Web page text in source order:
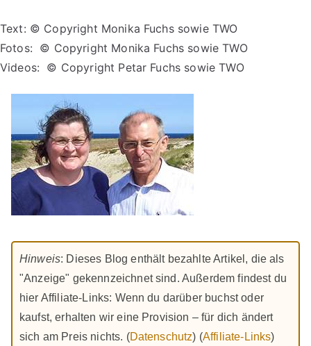
Text: © Copyright Monika Fuchs sowie TWO
Fotos: © Copyright Monika Fuchs sowie TWO
Videos: © Copyright Petar Fuchs sowie TWO
Hinweis: Dieses Blog enthält bezahlte Artikel, die als
"Anzeige" gekennzeichnet sind. Außerdem findest du
hier Affiliate-Links: Wenn du darüber buchst oder
kaufst, erhalten wir eine Provision – für dich ändert
sich am Preis nichts. (Datenschutz) (Affiliate-Links)